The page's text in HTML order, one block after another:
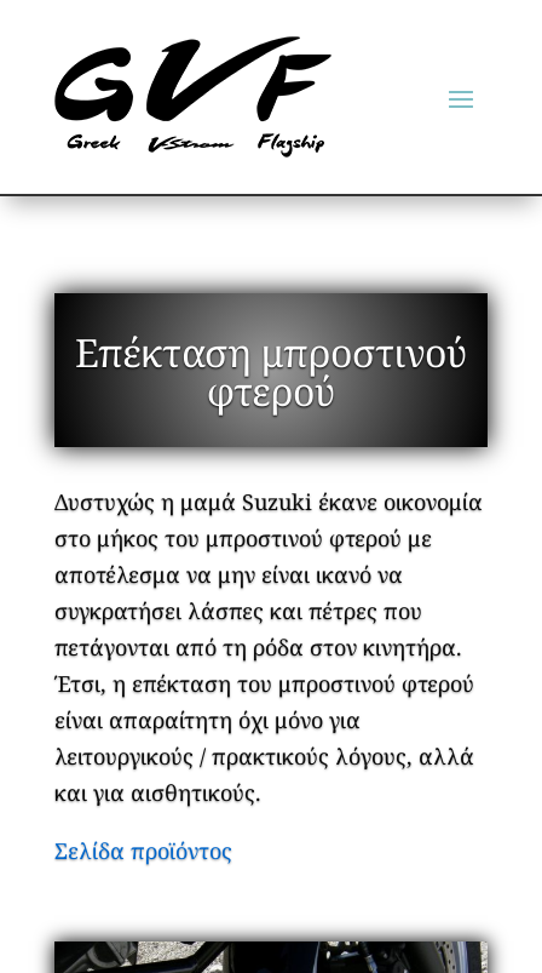
Επέκταση μπροστινού
φτερού
Δυστυχώς η μαμά Suzuki έκανε οικονομία
στο μήκος του μπροστινού φτερού με
αποτέλεσμα να μην είναι ικανό να
συγκρατήσει λάσπες και πέτρες που
πετάγονται από τη ρόδα στον κινητήρα.
Έτσι, η επέκταση του μπροστινού φτερού
είναι απαραίτητη όχι μόνο για
λειτουργικούς / πρακτικούς λόγους, αλλά
και για αισθητικούς.
Σελίδα προϊόντος